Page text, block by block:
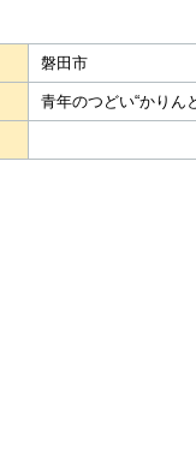
磐田市
青年のつどい“かりん